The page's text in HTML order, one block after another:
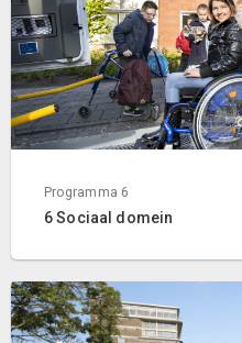
Programma 6
6 Sociaal domein